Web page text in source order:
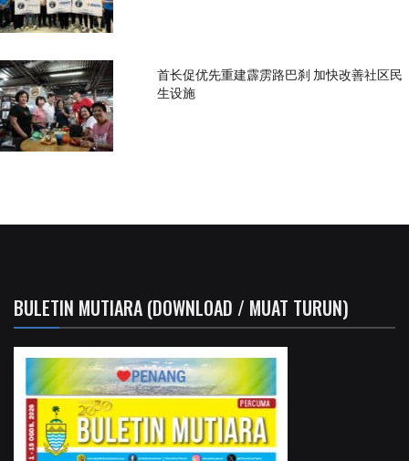
首长促优先重建霹雳路巴刹 加快改善社区民
生设施
BULETIN MUTIARA (DOWNLOAD / MUAT TURUN)